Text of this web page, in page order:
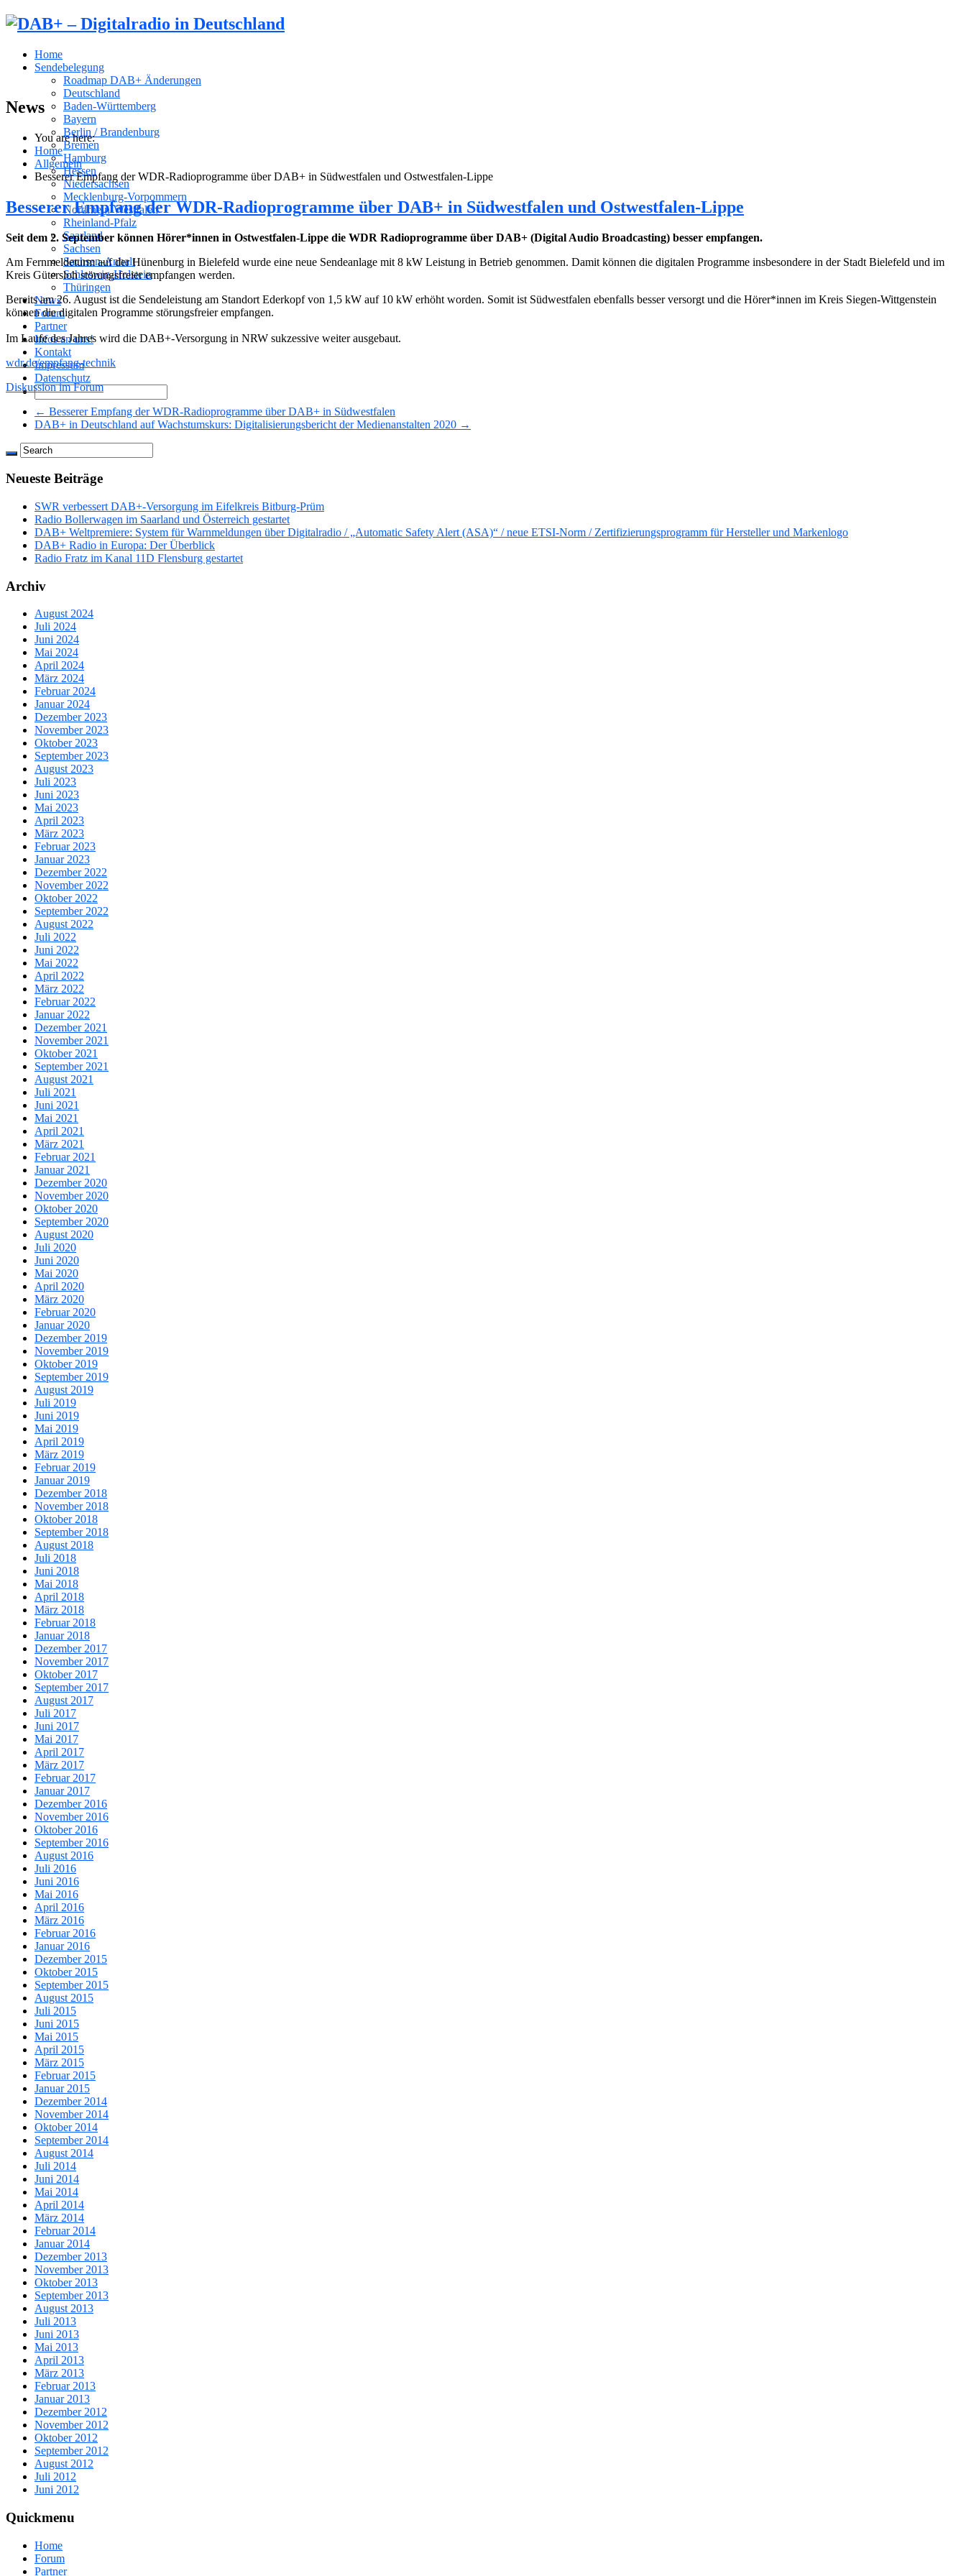
Home
Sendebelegung
Roadmap DAB+ Änderungen
Deutschland
Baden-Württemberg
Bayern
Berlin / Brandenburg
Bremen
Hamburg
Hessen
Niedersachsen
Mecklenburg-Vorpommern
Nordrhein-Westfalen
Rheinland-Pfalz
Saarland
Sachsen
Sachsen-Anhalt
Schleswig-Holstein
Thüringen
News
Forum
Partner
Infos an uns!
Kontakt
Impressum
Datenschutz
News
You are here:
Home
Allgemein
Besserer Empfang der WDR-Radioprogramme über DAB+ in Südwestfalen und Ostwestfalen-Lippe
Besserer Empfang der WDR-Radioprogramme über DAB+ in Südwestfalen und Ostwestfalen-Lippe
Seit dem 2. September können Hörer*innen in Ostwestfalen-Lippe die WDR Radioprogramme über DAB+ (Digital Audio Broadcasting) besser empfangen.
Am Fernmeldeturm auf der Hünenburg in Bielefeld wurde eine neue Sendeanlage mit 8 kW Leistung in Betrieb genommen. Damit können die digitalen Programme insbesondere in der Stadt Bielefeld und im
Kreis Gütersloh störungsfreier empfangen werden.
Bereits am 26. August ist die Sendeleistung am Standort Ederkopf von 1,5 kW auf 10 kW erhöht worden. Somit ist Südwestfalen ebenfalls besser versorgt und die Hörer*innen im Kreis Siegen-Wittgenstein
können die digitalen Programme störungsfreier empfangen.
Im Laufe des Jahres wird die DAB+-Versorgung in NRW sukzessive weiter ausgebaut.
wdr.de/empfang-technik
Diskussion im Forum
← Besserer Empfang der WDR-Radioprogramme über DAB+ in Südwestfalen
DAB+ in Deutschland auf Wachstumskurs: Digitalisierungsbericht der Medienanstalten 2020 →
Neueste Beiträge
SWR verbessert DAB+-Versorgung im Eifelkreis Bitburg-Prüm
Radio Bollerwagen im Saarland und Österreich gestartet
DAB+ Weltpremiere: System für Warnmeldungen über Digitalradio / „Automatic Safety Alert (ASA)“ / neue ETSI-Norm / Zertifizierungsprogramm für Hersteller und Markenlogo
DAB+ Radio in Europa: Der Überblick
Radio Fratz im Kanal 11D Flensburg gestartet
Archiv
August 2024
Juli 2024
Juni 2024
Mai 2024
April 2024
März 2024
Februar 2024
Januar 2024
Dezember 2023
November 2023
Oktober 2023
September 2023
August 2023
Juli 2023
Juni 2023
Mai 2023
April 2023
März 2023
Februar 2023
Januar 2023
Dezember 2022
November 2022
Oktober 2022
September 2022
August 2022
Juli 2022
Juni 2022
Mai 2022
April 2022
März 2022
Februar 2022
Januar 2022
Dezember 2021
November 2021
Oktober 2021
September 2021
August 2021
Juli 2021
Juni 2021
Mai 2021
April 2021
März 2021
Februar 2021
Januar 2021
Dezember 2020
November 2020
Oktober 2020
September 2020
August 2020
Juli 2020
Juni 2020
Mai 2020
April 2020
März 2020
Februar 2020
Januar 2020
Dezember 2019
November 2019
Oktober 2019
September 2019
August 2019
Juli 2019
Juni 2019
Mai 2019
April 2019
März 2019
Februar 2019
Januar 2019
Dezember 2018
November 2018
Oktober 2018
September 2018
August 2018
Juli 2018
Juni 2018
Mai 2018
April 2018
März 2018
Februar 2018
Januar 2018
Dezember 2017
November 2017
Oktober 2017
September 2017
August 2017
Juli 2017
Juni 2017
Mai 2017
April 2017
März 2017
Februar 2017
Januar 2017
Dezember 2016
November 2016
Oktober 2016
September 2016
August 2016
Juli 2016
Juni 2016
Mai 2016
April 2016
März 2016
Februar 2016
Januar 2016
Dezember 2015
Oktober 2015
September 2015
August 2015
Juli 2015
Juni 2015
Mai 2015
April 2015
März 2015
Februar 2015
Januar 2015
Dezember 2014
November 2014
Oktober 2014
September 2014
August 2014
Juli 2014
Juni 2014
Mai 2014
April 2014
März 2014
Februar 2014
Januar 2014
Dezember 2013
November 2013
Oktober 2013
September 2013
August 2013
Juli 2013
Juni 2013
Mai 2013
April 2013
März 2013
Februar 2013
Januar 2013
Dezember 2012
November 2012
Oktober 2012
September 2012
August 2012
Juli 2012
Juni 2012
Quickmenu
Home
Forum
Partner